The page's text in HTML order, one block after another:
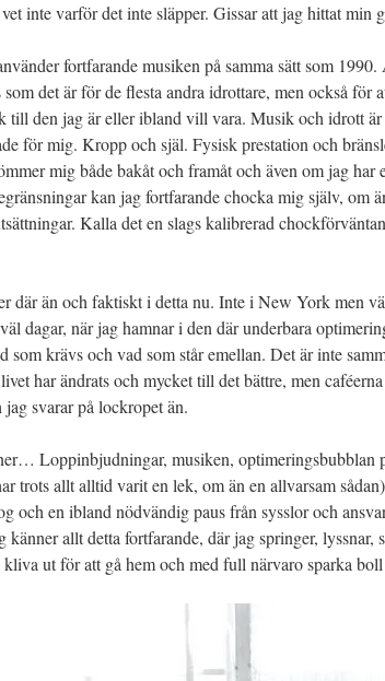
inte varför det inte släpper. Gissar att jag hittat min
fortfarande musiken på samma sätt som
som det är för de flesta andra idrottare, men också för
till den jag är eller ibland vill vara. Musik och idrott
för mig. Kropp och själ. Fysisk prestation och
mig både bakåt och framåt och även om jag
kan jag fortfarande chocka mig själv, om
Kalla det en slags kalibrerad
där än och faktiskt i detta nu. Inte i New York men
dagar, när jag hamnar i den där underbara
som krävs och vad som står emellan. Det är inte
har ändrats och mycket till det bättre, men
svarar på lockropet än.
Loppinbjudningar, musiken, optimeringsbubblan
trots allt alltid varit en lek, om än en allvarsam
och en ibland nödvändig paus från sysslor och
känner allt detta fortfarande, där jag springer, lyssnar,
ut för att gå hem och med full närvaro sparka